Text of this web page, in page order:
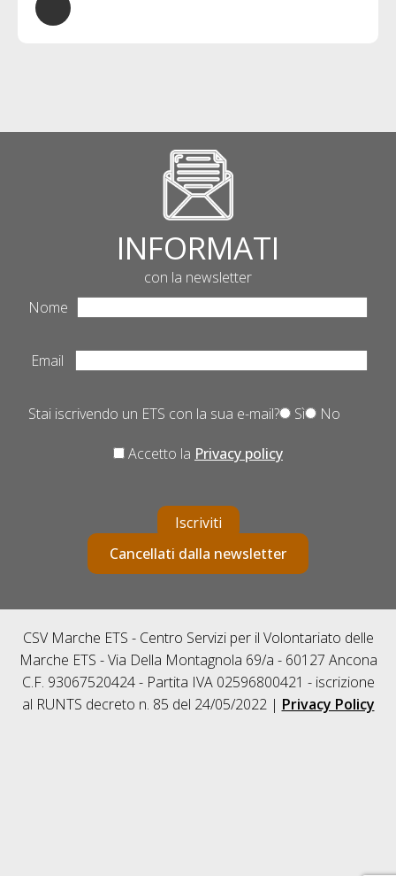
INFORMATI
con la newsletter
Nome
Email
Stai iscrivendo un ETS con la sua e-mail? Sì No
Accetto la Privacy policy
Iscriviti
Cancellati dalla newsletter
CSV Marche ETS - Centro Servizi per il Volontariato delle
Marche ETS - Via Della Montagnola 69/a - 60127 Ancona
C.F. 93067520424 - Partita IVA 02596800421 - iscrizione
al RUNTS decreto n. 85 del 24/05/2022 | Privacy Policy